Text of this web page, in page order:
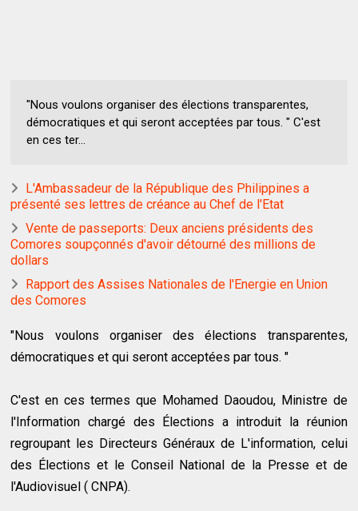
"Nous voulons organiser des élections transparentes,
démocratiques et qui seront acceptées par tous. " C'est
en ces ter...
L'Ambassadeur de la République des Philippines a
présenté ses lettres de créance au Chef de l'Etat
Vente de passeports: Deux anciens présidents des
Comores soupçonnés d'avoir détourné des millions de
dollars
Rapport des Assises Nationales de l'Energie en Union
des Comores
"Nous voulons organiser des élections transparentes,
démocratiques et qui seront acceptées par tous. "
C'est en ces termes que Mohamed Daoudou, Ministre de
l'Information chargé des Élections a introduit la réunion
regroupant les Directeurs Généraux de L'information, celui
des Élections et le Conseil National de la Presse et de
l'Audiovisuel ( CNPA).